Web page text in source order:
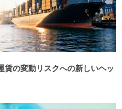
賃の変動リスクへの新しいヘッ